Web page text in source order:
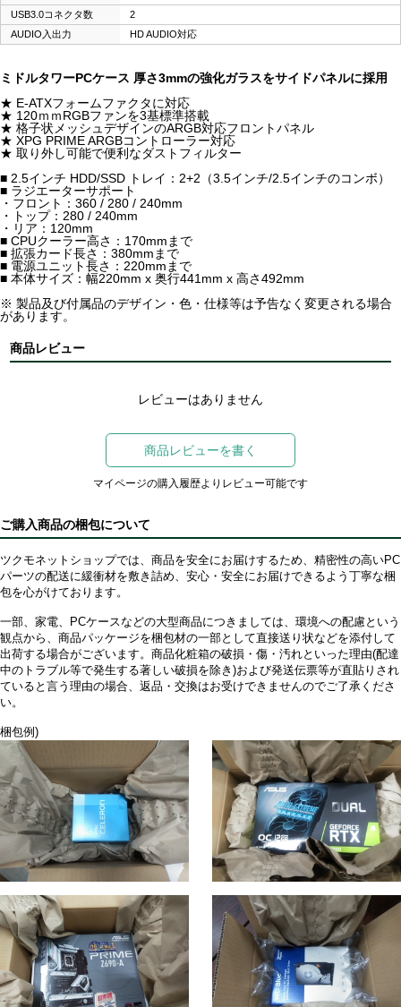
USB3.0コネクタ数
2
AUDIO入出力
HD AUDIO対応
ミドルタワーPCケース 厚さ3mmの強化ガラスをサイドパネルに採用
★ E-ATXフォームファクタに対応
★ 120ｍｍRGBファンを3基標準搭載
★ 格子状メッシュデザインのARGB対応フロントパネル
★ XPG PRIME ARGBコントローラー対応
★ 取り外し可能で便利なダストフィルター
■ 2.5インチ HDD/SSD トレイ：2+2（3.5インチ/2.5インチのコンボ）
■ ラジエーターサポート
・フロント：360 / 280 / 240mm
・トップ：280 / 240mm
・リア：120mm
■ CPUクーラー高さ：170mmまで
■ 拡張カード長さ：380mmまで
■ 電源ユニット長さ：220mmまで
■ 本体サイズ：幅220mm x 奥行441mm x 高さ492mm
※ 製品及び付属品のデザイン・色・仕様等は予告なく変更される場合
があります。
商品レビュー
レビューはありません
商品レビューを書く
マイページの購入履歴よりレビュー可能です
ご購入商品の梱包について
ツクモネットショップでは、商品を安全にお届けするため、精密性の高いPC
パーツの配送に緩衝材を敷き詰め、安心・安全にお届けできるよう丁寧な梱
包を心がけております。
一部、家電、PCケースなどの大型商品につきましては、環境への配慮という
観点から、商品パッケージを梱包材の一部として直接送り状などを添付して
出荷する場合がございます。商品化粧箱の破損・傷・汚れといった理由(配達
中のトラブル等で発生する著しい破損を除き)および発送伝票等が直貼りされ
ていると言う理由の場合、返品・交換はお受けできませんのでご了承くださ
い。
梱包例)